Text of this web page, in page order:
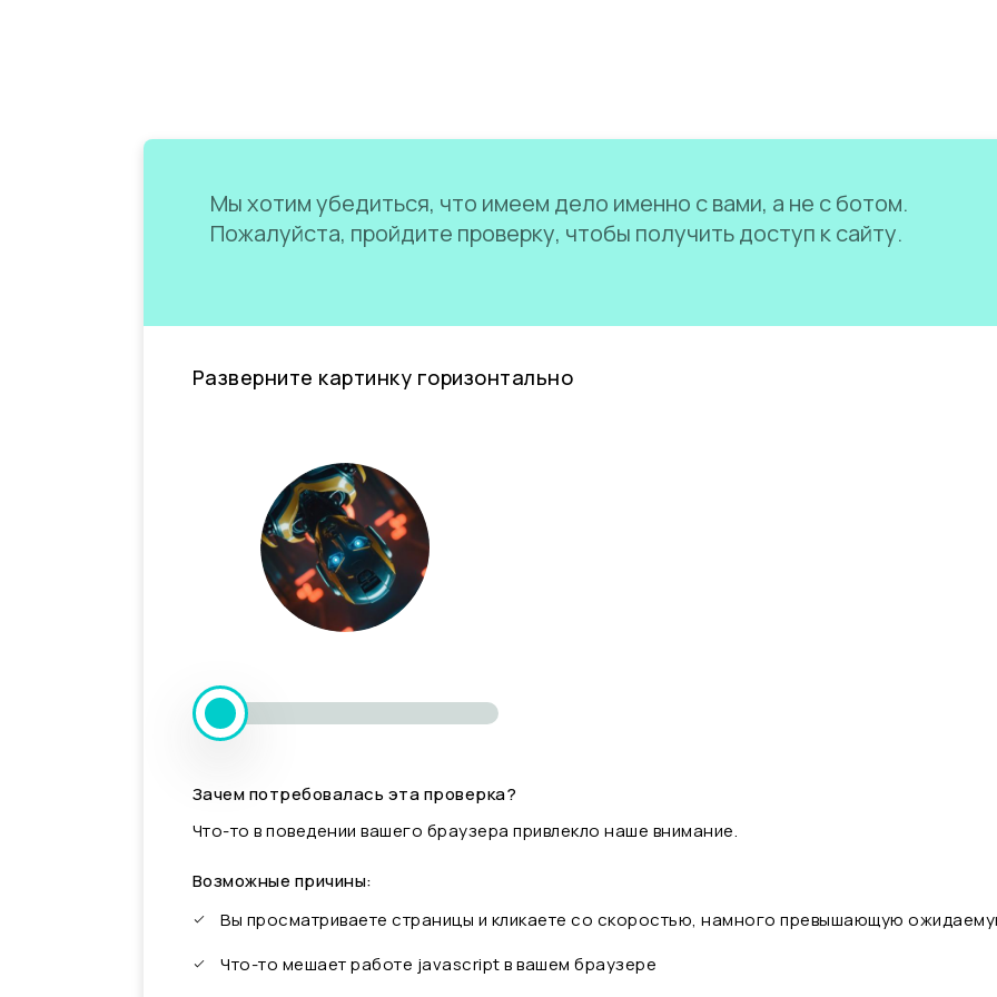
Мы хотим убедиться, что имеем дело именно с вами, а не с ботом.
Пожалуйста, пройдите проверку, чтобы получить доступ к сайту.
Разверните картинку горизонтально
Зачем потребовалась эта проверка?
Что-то в поведении вашего браузера привлекло наше внимание.
Возможные причины:
Вы просматриваете страницы и кликаете со скоростью, намного превышающую
Что-то мешает работе javascript в вашем браузере